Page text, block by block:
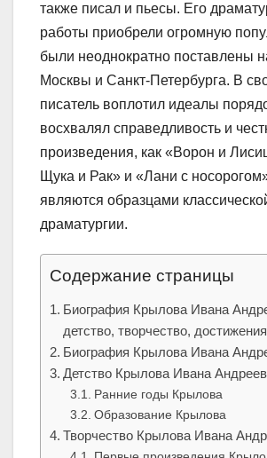
также писал и пьесы. Его
работы приобрели огромную
были неоднократно поставлены
Москвы и Санкт-Петербурга. В
писатель воплотил идеалы
восхвалял справедливость и
произведения, как «Ворон и
Щука и Рак» и «Лани с
являются образцами
драматургии.
Содержание страницы
Биография Крылова Ивана
детство, творчество, достижения
Биография Крылова Ивана
Детство Крылова Ивана
Ранние годы Крылова
Образование Крылова
Творчество Крылова Ивана